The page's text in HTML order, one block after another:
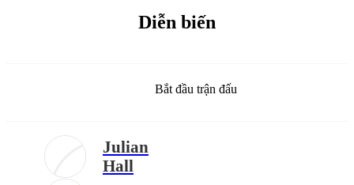
Diễn biến
Bắt đầu trận đấu
Julian
Hall